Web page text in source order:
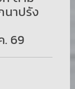
นาปรัง
. 69